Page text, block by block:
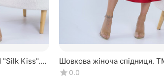
"Silk Kiss".
міді
Шовкова жіноча спідниця.
Натуральний 100% шовк.
0.0